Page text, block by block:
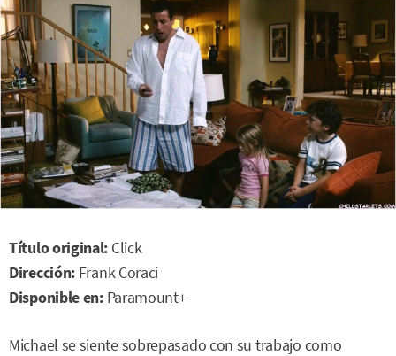
Título original: Click
Dirección: Frank Coraci
Disponible en: Paramount+
Michael se siente sobrepasado con su trabajo como